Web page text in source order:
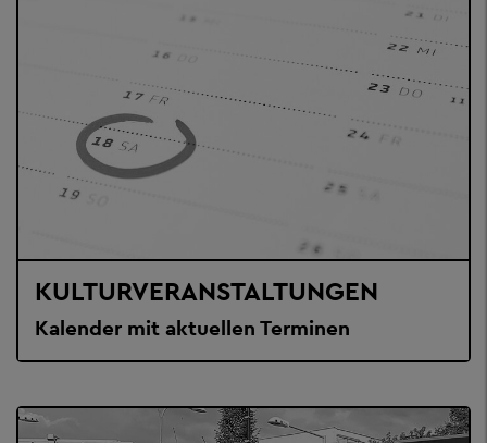
KULTURVERANSTALTUNGEN
Kalender mit aktuellen Terminen